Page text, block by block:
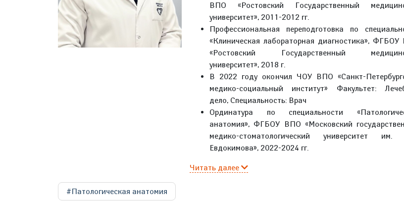
ВПО «Ростовский Государственный
университет», 2011-2012 гг.
Профессиональная переподготовка по
«Клиническая лабораторная диагностика»,
«Ростовский Государственный
университет», 2018 г.
В 2022 году окончил ЧОУ ВПО «Санкт-
медико-социальный институт» Факультет:
дело, Специальность: Врач
Ординатура по специальности
анатомия», ФГБОУ ВПО «Московский
медико-стоматологический университет им.
Евдокимова», 2022-2024 гг.
Читать далее
#Патологическая анатомия